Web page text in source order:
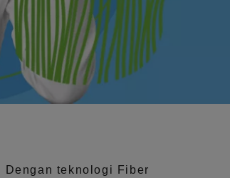
Dengan teknologi
Fiber